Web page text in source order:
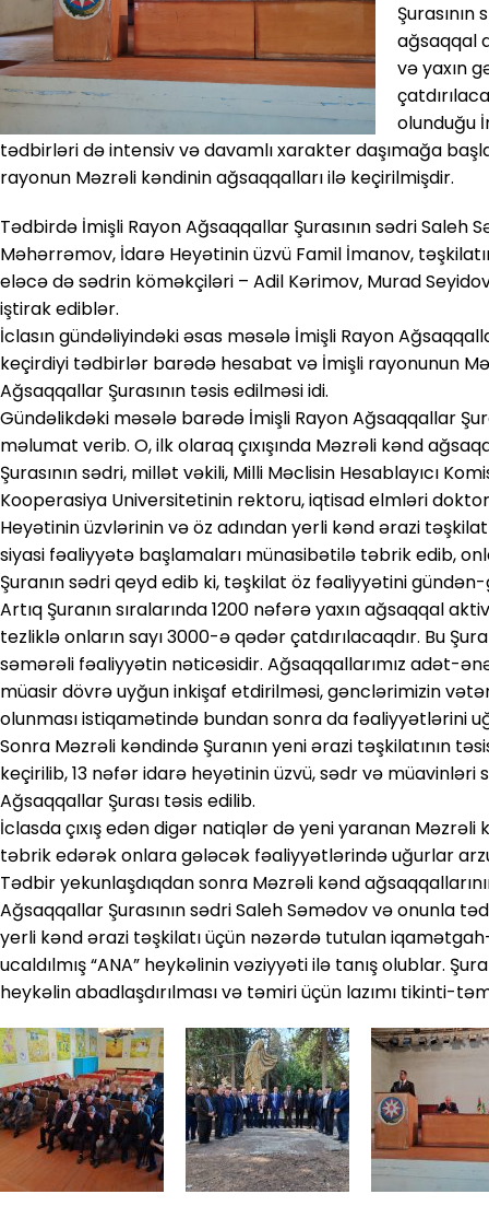
Şurasının
ağsaqqal
və yaxın
olunduğu
tədbirləri də intensiv və davamlı xarakter daşımağa
rayonun Məzrəli kəndinin ağsaqqalları ilə keçirilmişdir.
Tədbirdə İmişli Rayon Ağsaqqallar Şurasının sədri Saleh
Məhərrəmov, İdarə Heyətinin üzvü Famil İmanov,
eləcə də sədrin köməkçiləri – Adil Kərimov, Murad
iştirak ediblər.
İclasın gündəliyindəki əsas məsələ İmişli Rayon
keçirdiyi tədbirlər barədə hesabat və İmişli rayonunun
Ağsaqqallar Şurasının təsis edilməsi idi.
Gündəlikdəki məsələ barədə İmişli Rayon Ağsaqqallar
məlumat verib. O, ilk olaraq çıxışında Məzrəli kənd
Şurasının sədri, millət vəkili, Milli Məclisin Hesablayıcı
Kooperasiya Universitetinin rektoru, iqtisad elmləri
Heyətinin üzvlərinin və öz adından yerli kənd ərazi
siyasi fəaliyyətə başlamaları münasibətilə təbrik edib,
Şuranın sədri qeyd edib ki, təşkilat öz fəaliyyətini
Artıq Şuranın sıralarında 1200 nəfərə yaxın ağsaqqal
tezliklə onların sayı 3000-ə qədər çatdırılacaqdır. Bu
səmərəli fəaliyyətin nəticəsidir. Ağsaqqallarımız adət-
müasir dövrə uyğun inkişaf etdirilməsi, gənclərimizin
olunması istiqamətində bundan sonra da fəaliyyətlərini
Sonra Məzrəli kəndində Şuranın yeni ərazi təşkilatının
keçirilib, 13 nəfər idarə heyətinin üzvü, sədr və müavinləri
Ağsaqqallar Şurası təsis edilib.
İclasda çıxış edən digər natiqlər də yeni yaranan Məzrəli
təbrik edərək onlara gələcək fəaliyyətlərində uğurlar
Tədbir yekunlaşdıqdan sonra Məzrəli kənd
Ağsaqqallar Şurasının sədri Saleh Səmədov və onunla
yerli kənd ərazi təşkilatı üçün nəzərdə tutulan
ucaldılmış “ANA” heykəlinin vəziyyəti ilə tanış olublar.
heykəlin abadlaşdırılması və təmiri üçün lazımı tikinti-